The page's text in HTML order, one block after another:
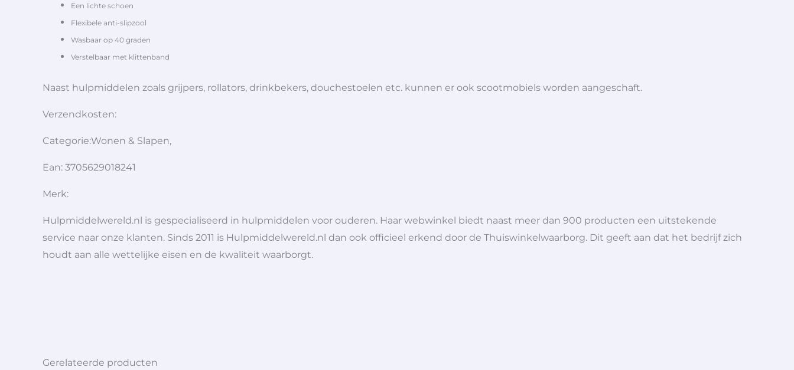
Een lichte schoen
Flexibele anti-slipzool
Wasbaar op 40 graden
Verstelbaar met klittenband
Naast hulpmiddelen zoals grijpers, rollators, drinkbekers, douchestoelen etc. kunnen er ook scootmobiels worden aangeschaft.
Verzendkosten:
Categorie:Wonen & Slapen,
Ean: 3705629018241
Merk:
Hulpmiddelwereld.nl is gespecialiseerd in hulpmiddelen voor ouderen. Haar webwinkel biedt naast meer dan 900 producten een uitstekende
service naar onze klanten. Sinds 2011 is Hulpmiddelwereld.nl dan ook officieel erkend door de Thuiswinkelwaarborg. Dit geeft aan dat het bedrijf zich
houdt aan alle wettelijke eisen en de kwaliteit waarborgt.
Gerelateerde producten